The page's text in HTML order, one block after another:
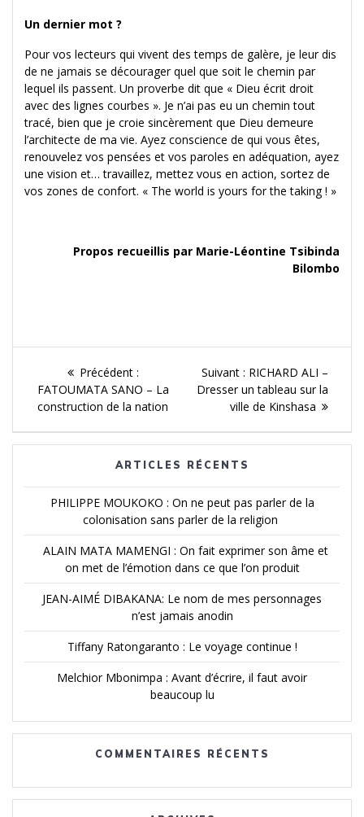
Un dernier mot ?
Pour vos lecteurs qui vivent des temps de galère, je leur dis
de ne jamais se décourager quel que soit le chemin par
lequel ils passent. Un proverbe dit que « Dieu écrit droit
avec des lignes courbes ». Je n’ai pas eu un chemin tout
tracé, bien que je croie sincèrement que Dieu demeure
l’architecte de ma vie. Ayez conscience de qui vous êtes,
renouvelez vos pensées et vos paroles en adéquation, ayez
une vision et… travaillez, mettez vous en action, sortez de
vos zones de confort. « The world is yours for the taking ! »
Propos recueillis par Marie-Léontine Tsibinda
Bilombo
Navigation
de
l'article
Précédent :Article
précédent :
FATOUMATA SANO – La
construction de la nation
Suivant : Article
Suivant :
RICHARD ALI –
Dresser un tableau sur la
ville de Kinshasa
ARTICLES RÉCENTS
PHILIPPE MOUKOKO : On ne peut pas parler de la
colonisation sans parler de la religion
ALAIN MATA MAMENGI : On fait exprimer son âme et
on met de l’émotion dans ce que l’on produit
JEAN-AIMÉ DIBAKANA: Le nom de mes personnages
n’est jamais anodin
Tiffany Ratongaranto : Le voyage continue !
Melchior Mbonimpa : Avant d’écrire, il faut avoir
beaucoup lu
COMMENTAIRES RÉCENTS